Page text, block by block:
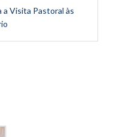
a Visita Pastoral às